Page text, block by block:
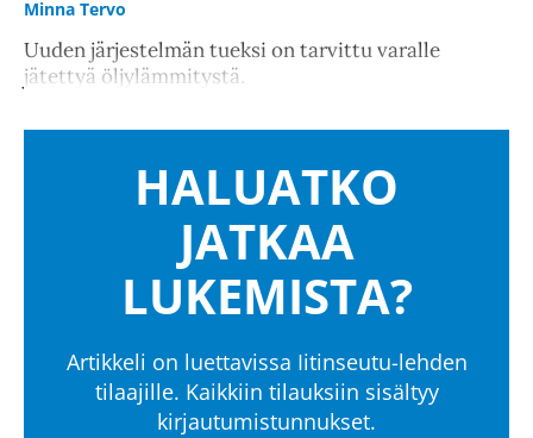
Minna Tervo
Uuden järjestelmän tueksi on tarvittu varalle
jätettyä öljylämmitystä.
HALUATKO
JATKAA
LUKEMISTA?
Artikkeli on luettavissa Iitinseutu-lehden
tilaajille. Kaikkiin tilauksiin sisältyy
kirjautumistunnukset.